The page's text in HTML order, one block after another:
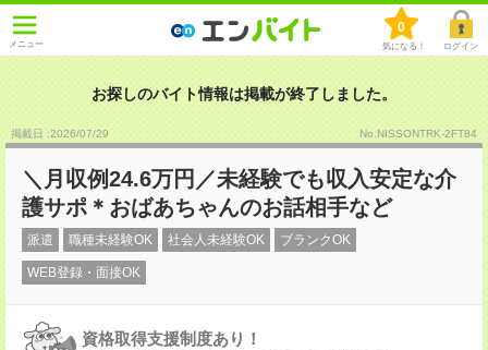
メニュー
0
気になる！ ログイン
お探しのバイト情報は掲載が終了しました。
掲載日 :2026/07/29 No.NISSONTRK-2FT84
＼月収例24.6万円／未経験でも収入安定な介
護サポ＊おばあちゃんのお話相手など
派遣 職種未経験OK 社会人未経験OK ブランクOK
WEB登録・面接OK
資格取得支援制度あり！